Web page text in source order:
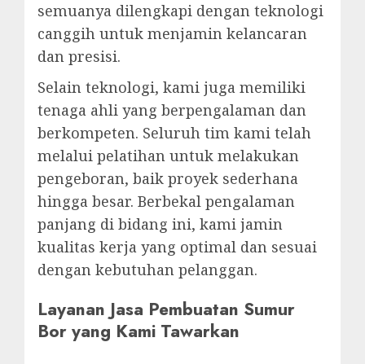
semuanya dilengkapi dengan teknologi
canggih untuk menjamin kelancaran
dan presisi.
Selain teknologi, kami juga memiliki
tenaga ahli yang berpengalaman dan
berkompeten. Seluruh tim kami telah
melalui pelatihan untuk melakukan
pengeboran, baik proyek sederhana
hingga besar. Berbekal pengalaman
panjang di bidang ini, kami jamin
kualitas kerja yang optimal dan sesuai
dengan kebutuhan pelanggan.
Layanan Jasa Pembuatan Sumur
Bor yang Kami Tawarkan